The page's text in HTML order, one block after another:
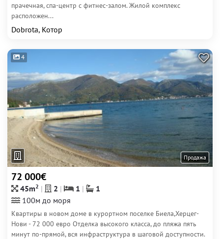
прачечная, спа-центр с фитнес-залом. Жилой комплекс
расположен...
Dobrota, Котор
4
Продажа
72 000€
45m2 2 1
1
100м до моря
Квартиры в новом доме в курортном поселке Биела,Херцег-
Нови - 72 000 евро Отделка высокого класса, до пляжа пять
минут по-прямой, вся инфраструктура в шаговой доступности.